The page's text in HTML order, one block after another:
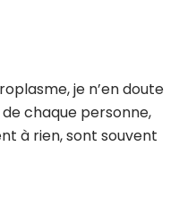
je n’en doute
chaque personne,
à rien, sont souvent